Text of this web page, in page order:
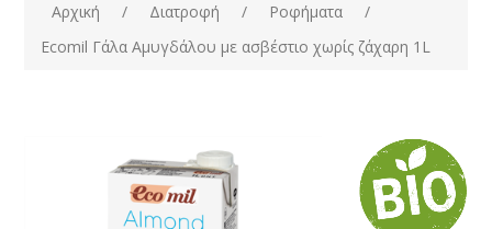
Αρχική / Διατροφή / Ροφήματα
/
Ecomil Γάλα Αμυγδάλου με ασβέστιο χωρίς ζάχαρη 1L